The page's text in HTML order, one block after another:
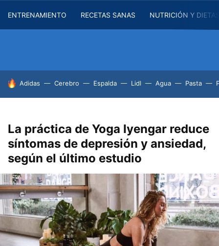
ENTRENAMIENTO RECETAS SANAS NUTRICIÓN Y
HOY SE HABLA DE
Adidas Cerebro Espalda Lidl Agua Pasta
La práctica de Yoga Iyengar reduce
síntomas de depresión y ansiedad,
según el último estudio